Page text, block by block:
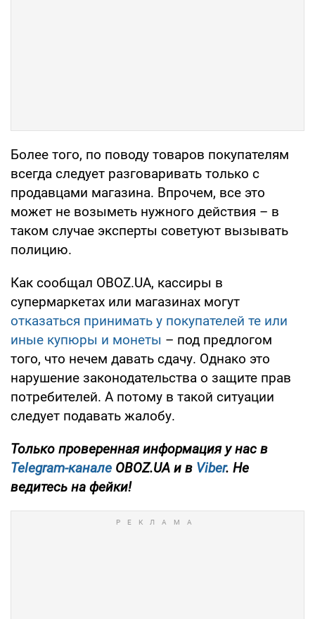
Более того, по поводу товаров покупателям
всегда следует разговаривать только с
продавцами магазина. Впрочем, все это
может не возыметь нужного действия – в
таком случае эксперты советуют вызывать
полицию.
Как сообщал OBOZ.UA, кассиры в
супермаркетах или магазинах могут
отказаться принимать у покупателей те или
иные купюры и монеты – под предлогом
того, что нечем давать сдачу. Однако это
нарушение законодательства о защите прав
потребителей. А потому в такой ситуации
следует подавать жалобу.
Только проверенная информация у нас в
Telegram-канале OBOZ.UA и в Viber. Не
ведитесь на фейки!